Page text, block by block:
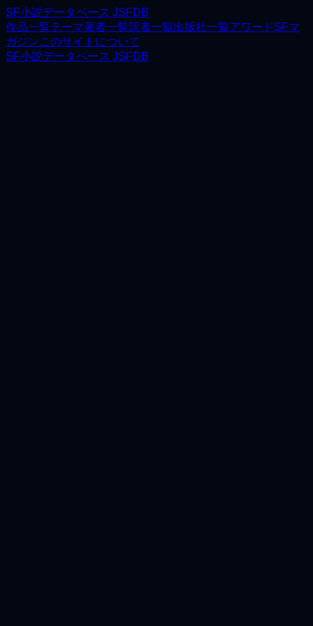
SF小説データベース JSFDB
作品一覧テーマ著者一覧訳者一覧出版社一覧アワードSFマ
ガジンこのサイトについて
SF小説データベース JSFDB